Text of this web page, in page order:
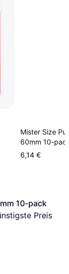
Mister Size
60mm 10-
6,14 €
10-pack
Preis